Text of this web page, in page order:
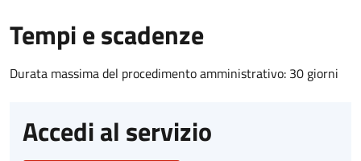
Tempi e scadenze
Durata massima del procedimento amministrativo: 30 giorni
Accedi al servizio